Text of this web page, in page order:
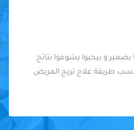
و بيحبوا يشوفوا نتائج
طريقة علاج تريح المريض